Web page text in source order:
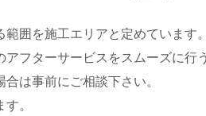
囲を施工エリアと定めています。
フターサービスをスムーズに行
は事前にご相談下さい。
。